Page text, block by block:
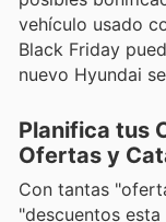
vehículo usado
Black Friday
nuevo Hyundai
Planifica tus
Ofertas y
Con tantas
"descuentos esta